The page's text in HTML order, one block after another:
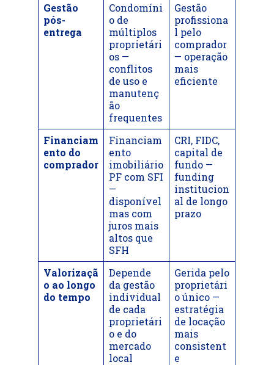
Gestão
pós-
entrega
Condomíni
o de
múltiplos
proprietári
os —
conflitos
de uso e
manutenç
ão
frequentes
Gestão
profissiona
l pelo
comprador
— operação
mais
eficiente
Financiam
ento do
comprador
Financiam
ento
imobiliário
PF com SFI
—
disponível
mas com
juros mais
altos que
SFH
CRI, FIDC,
capital de
fundo —
funding
institucion
al de longo
prazo
Valorizaçã
o ao longo
do tempo
Depende
da gestão
individual
de cada
proprietári
o e do
mercado
local
Gerida pelo
proprietári
o único —
estratégia
de locação
mais
consistent
e